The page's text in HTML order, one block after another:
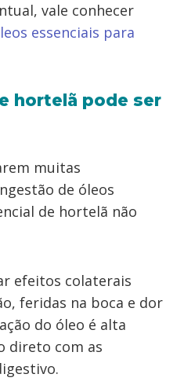
vale conhecer
essenciais para
hortelã pode ser
muitas
de óleos
de hortelã não
efeitos colaterais
feridas na boca e dor
do óleo é alta
direto com as